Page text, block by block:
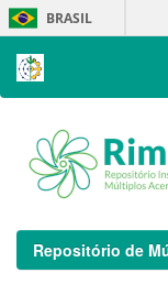
Skip
navigation
BRASIL
Repositório de